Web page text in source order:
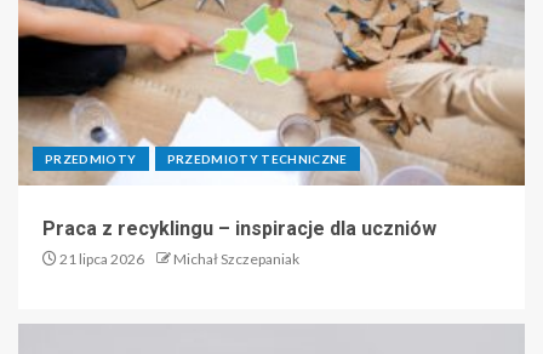
1
2
Rozmowa kwalifikacyjna –
co powinieneś o niej
wiedzieć?
Masz zmysł artystyczny?
PRZEDMIOTY PRZEDMIOTY TECHNICZNE
Praca z recyklingu – inspiracje dla uczniów
21 lipca 2026 Michał Szczepaniak